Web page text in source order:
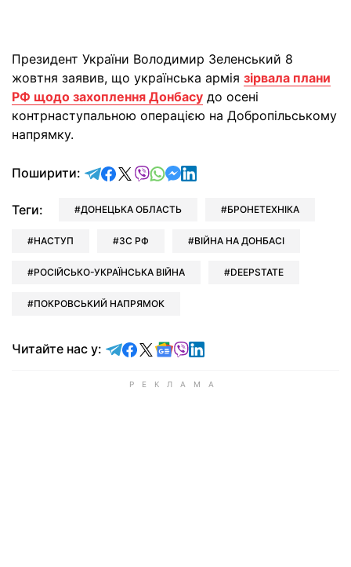
Президент України Володимир Зеленський 8
жовтня заявив, що українська армія зірвала плани
РФ щодо захоплення Донбасу до осені
контрнаступальною операцією на Добропільському
напрямку.
Поширити: відправити у Telegram
поділитись у Facebook
поділитись у X
відправити у Viber
відправити у Whatsapp
відправити у Messenger
відправити у LinkedIn
Теги: ДОНЕЦЬКА ОБЛАСТЬ БРОНЕТЕХНІКА
НАСТУП ЗС РФ ВІЙНА НА ДОНБАСІ
РОСІЙСЬКО-УКРАЇНСЬКА ВІЙНА DEEPSTATE
ПОКРОВСЬКИЙ НАПРЯМОК
Читайте нас у: Читайте у Telegram
Читайте у Facebook
Читайте у X
Читайте у Google news
Читайте у Viber
Читайте у LinkedIn